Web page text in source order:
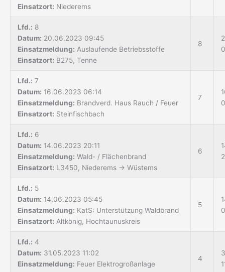
Einsatzort: Niederems
Lfd.: 8
Datum: 20.06.2023 09:45
Einsatzmeldung: Auslaufende Betriebsstoffe
Einsatzort: B275, Tenne
8
Lfd.: 7
Datum: 16.06.2023 06:14
Einsatzmeldung: Brandverd. Haus Rauch / Feuer
Einsatzort: Steinfischbach
7
Lfd.: 6
Datum: 14.06.2023 20:11
Einsatzmeldung: Wald- / Flächenbrand
Einsatzort: L3450, Niederems → Wüstems
6
Lfd.: 5
Datum: 14.06.2023 05:45
Einsatzmeldung: KatS: Unterstützung Waldbrand
Einsatzort: Altkönig, Hochtaunuskreis
5
Lfd.: 4
Datum: 31.05.2023 11:02
Einsatzmeldung: Feuer Elektrogroßanlage
4